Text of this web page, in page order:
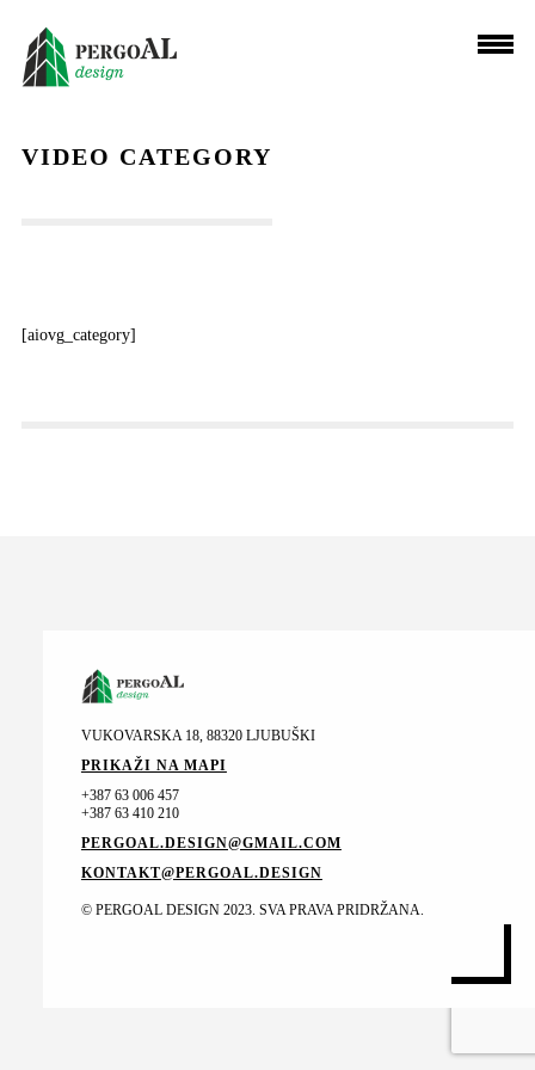
VIDEO CATEGORY
[aiovg_category]
VUKOVARSKA 18, 88320 LJUBUŠKI
PRIKAŽI NA MAPI
+387 63 006 457
+387 63 410 210
PERGOAL.DESIGN@GMAIL.COM
KONTAKT@PERGOAL.DESIGN
© PERGOAL DESIGN 2023. SVA PRAVA PRIDRŽANA.